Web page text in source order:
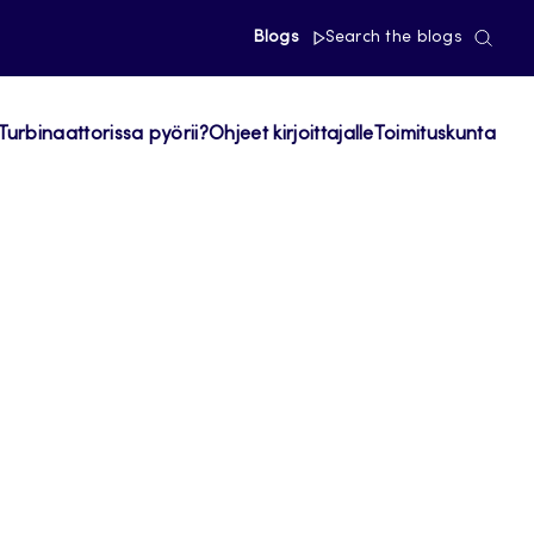
Blogs Search the blogs
pyörii?Ohjeet kirjoittajalle Toimituskunta